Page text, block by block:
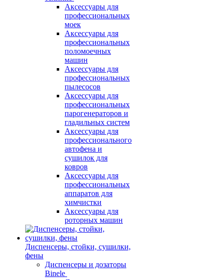
Аксессуары для
профессиональных
моек
Аксессуары для
профессиональных
поломоечных
машин
Аксессуары для
профессиональных
пылесосов
Аксессуары для
профессиональных
парогенераторов и
гладильных систем
Аксессуары для
профессионального
автофена и
сушилок для
ковров
Аксессуары для
профессиональных
аппаратов для
химчистки
Аксессуары для
роторных машин
Диспенсеры, стойки, сушилки,
фены
Диспенсеры и дозаторы
Binele